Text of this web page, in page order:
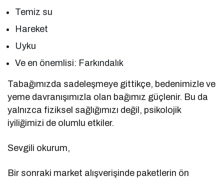
Temiz su
Hareket
Uyku
Ve en önemlisi: Farkındalık
Tabağımızda sadeleşmeye gittikçe, bedenimizle ve
yeme davranışımızla olan bağımız güçlenir. Bu da
yalnızca fiziksel sağlığımızı değil, psikolojik
iyiliğimizi de olumlu etkiler.
Sevgili okurum,
Bir sonraki market alışverişinde paketlerin ön